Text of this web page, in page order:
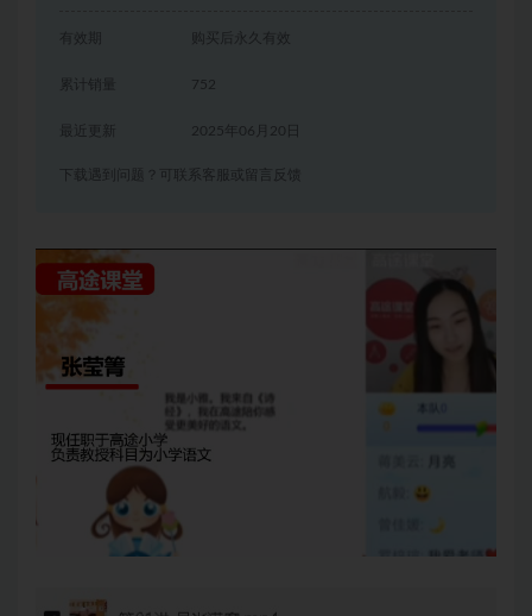
有效期 购买后永久有效
累计销量 752
2025年06月20日
下载遇到问题？可联系客服或留言反馈